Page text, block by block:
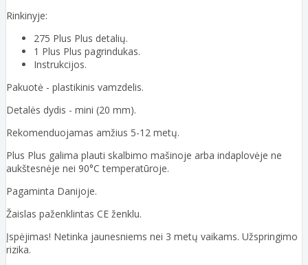
Rinkinyje:
275 Plus Plus detalių.
1 Plus Plus pagrindukas.
Instrukcijos.
Pakuotė - plastikinis vamzdelis.
Detalės dydis - mini (20 mm).
Rekomenduojamas amžius 5-12 metų.
Plus Plus galima plauti skalbimo mašinoje arba indaplovėje ne
aukštesnėje nei 90°C temperatūroje.
Pagaminta Danijoje.
Žaislas paženklintas CE ženklu.
Įspėjimas! Netinka jaunesniems nei 3 metų vaikams. Užspringimo
rizika.